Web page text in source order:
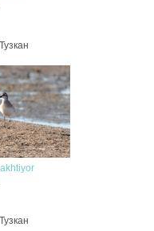
Тузкан
Тузкан